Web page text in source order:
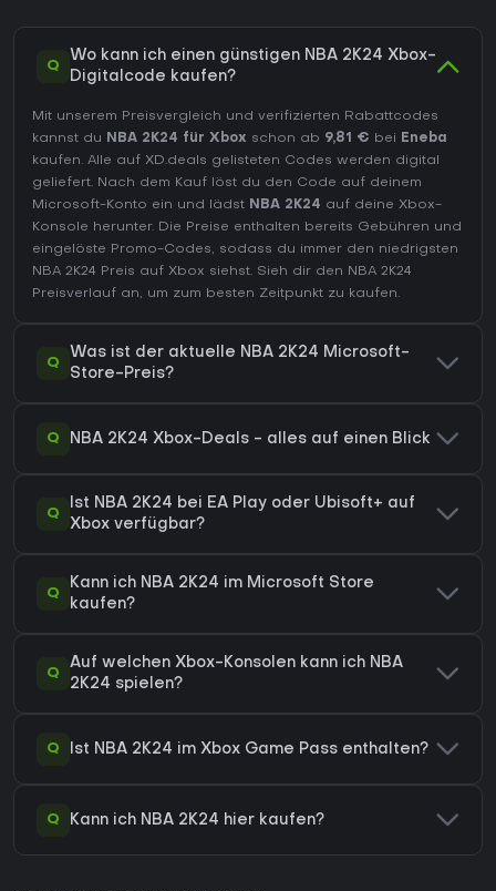
Q
Wo kann ich einen günstigen NBA 2K24 Xbox-
Digitalcode kaufen?
Mit unserem Preisvergleich und verifizierten Rabattcodes
kannst du
NBA 2K24 für Xbox schon ab 9,81 € bei Eneba
kaufen. Alle auf XD.deals gelisteten Codes werden digital
geliefert. Nach dem Kauf löst du den Code auf deinem
Microsoft-Konto ein und lädst NBA 2K24 auf deine Xbox-
Konsole herunter. Die Preise enthalten bereits Gebühren und
eingelöste Promo-Codes, sodass du immer den niedrigsten
NBA 2K24 Preis auf Xbox siehst. Sieh dir den NBA 2K24
Preisverlauf an, um zum besten Zeitpunkt zu kaufen.
Q
Was ist der aktuelle NBA 2K24 Microsoft-
Store-Preis?
Q NBA 2K24 Xbox-Deals - alles auf einen Blick
Q
Ist NBA 2K24 bei EA Play oder Ubisoft+ auf
Xbox verfügbar?
Q
Kann ich NBA 2K24 im Microsoft Store
kaufen?
Q
Auf welchen Xbox-Konsolen kann ich NBA
2K24 spielen?
Q Ist NBA 2K24 im Xbox Game Pass enthalten?
Q Kann ich NBA 2K24 hier kaufen?